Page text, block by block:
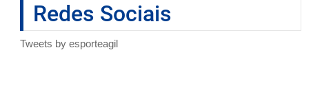
Redes Sociais
Tweets by esporteagil